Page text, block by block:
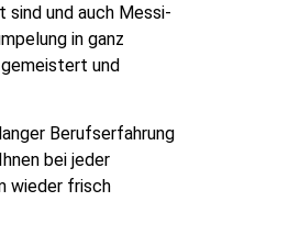
sind und auch Messi-
in ganz
gemeistert und
Berufserfahrung
bei jeder
wieder frisch